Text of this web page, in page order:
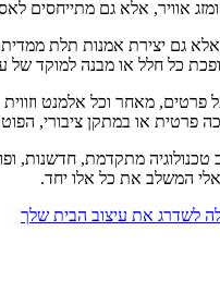
אוויר, אלא גם מתייחסים
אלא גם יצירת אמנות תלת
כל חלל או מבנה למוקד של
מאחר וכל אלמנט
פרטית או במתקן ציבורי,
טכנולוגיה מתקדמת, חדשנות,
המשלב את כל אלו יחד.
לשדרג את עיצוב הבית שלך